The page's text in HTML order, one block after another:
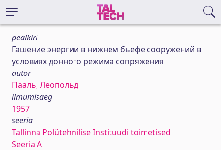
pealkiri
Гашение энергии в нижнем бьефе сооружений в
условиях донного режима сопряжения
autor
Пааль, Леопольд
ilmumisaeg
1957
seeria
Tallinna Polütehnilise Instituudi toimetised
Seeria A